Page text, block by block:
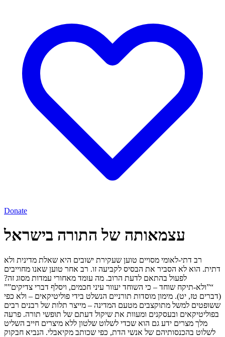
Donate
עצמאותה של התורה בישראל
רב דתי-לאומי מסויים טוען שעקירת ישובים היא שאלת מדינית ולא
דתית. הוא לא הסביר את הבסיס לקביעה זו. רב אחר טוען שאנו מחוייבים
לפעול בהתאם לדעת הרוב. מה עומד מאחורי עמדות מסוג זה?
“”ולא-תיקח שוחד – כי השוחד יעוור עיני חכמים, ויסלף דברי צדיקים””
(דברים טז, יט). מימון מוסדות תורניים הנשלט בידי פוליטיקאים – ולא כפי
ששופטים למשל מתוקצבים מטעם המדינה – מייצר תלות של רבנים רבים
בפוליטיקאים ובעסקנים ומעוות את שיקול דעתם של תופשי תורה. פרעה
מלך מצרים ידע גם הוא שכדי לשלוט שלטון ללא מיצרים חייב השליט
לשלוט בהכנסותיהם של אנשי הדת, כפי שכותב מקיאבלי. הנביא חבקוק